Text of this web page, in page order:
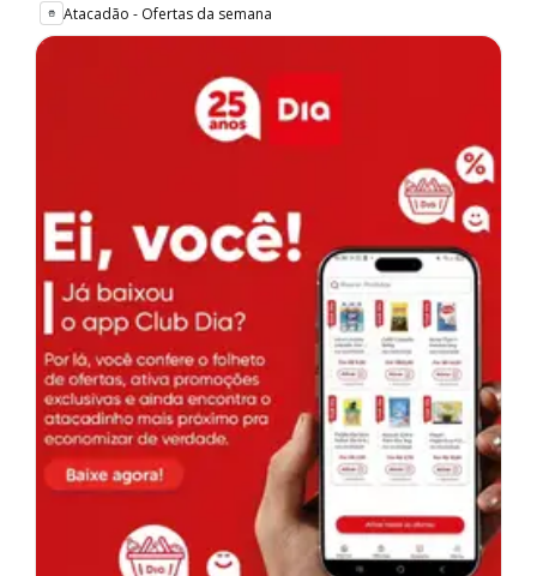
Atacadão - Ofertas da semana